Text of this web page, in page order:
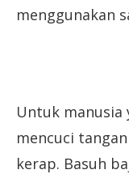
menggunakan
Untuk manusia
mencuci
kerap. Basuh